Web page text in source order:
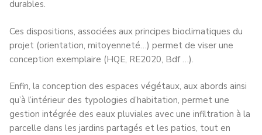
durables.
Ces dispositions, associées aux principes bioclimatiques du
projet (orientation, mitoyenneté…) permet de viser une
conception exemplaire (HQE, RE2020, Bdf …).
Enfin, la conception des espaces végétaux, aux abords ainsi
qu’à l’intérieur des typologies d’habitation, permet une
gestion intégrée des eaux pluviales avec une infiltration à la
parcelle dans les jardins partagés et les patios, tout en